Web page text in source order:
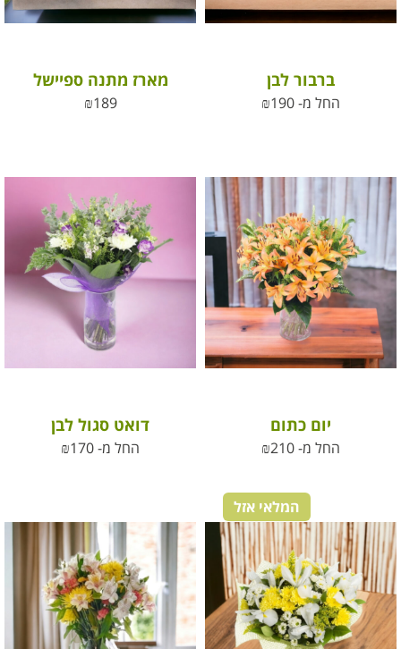
ברבור לבן
החל מ- ₪190
מארז מתנה ספיישל
₪189
יום כתום
החל מ- ₪210
דואט סגול לבן
החל מ- ₪170
המלאי אזל